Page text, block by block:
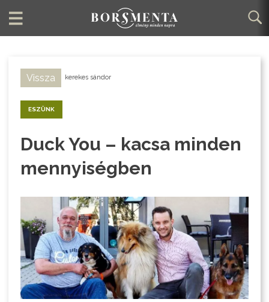
Vissza kerekes sándor
ESZÜNK
Duck You – kacsa minden
mennyiségben